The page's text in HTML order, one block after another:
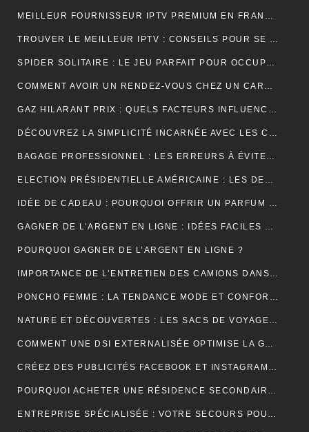
MEILLEUR FOURNISSEUR IPTV PREMIUM EN FRANCE : UNE EXPÉRIENCE TÉLÉVISUELLE SUR MESURE
TROUVER LE MEILLEUR IPTV : CONSEILS POUR SE RETROUVER PLUS FACILEMENT
SPIDER SOLITAIRE : LE JEU PARFAIT POUR OCCUPER VOTRE TEMPS LIBRE ET STIMULER VOTRE CERVEAU !
COMMENT AVOIR UN RENDEZ-VOUS CHEZ UN CARDIOLOGUE À FÈS ?
GAZ HILARANT PRIX : QUELS FACTEURS INFLUENCENT SON COÛT ET OÙ LE TROUVER AU MEILLEUR TARIF ?
DÉCOUVREZ LA SIMPLICITÉ INCARNÉE AVEC LES CRÉDENCES DE CUISINE EFFET MARBRE
BAGAGE PROFESSIONNEL : LES ERREURS À ÉVITER POUR UN LOOK RAFFINÉ
ELECTION PRÉSIDENTIELLE AMÉRICAINE : LES DEUX CAMPS SONT RELIÉS PAR LEURS CRAINTES
IDÉE DE CADEAU : POURQUOI OFFRIR UN PARFUM POUR UN ANNIVERSAIRE ?
GAGNER DE L’ARGENT EN LIGNE : IDÉES FACILES ET ACCESSIBLES POUR DÉBUTANTS
POURQUOI GAGNER DE L’ARGENT EN LIGNE ?
IMPORTANCE DE L’ENTRETIEN DES CAMIONS DANS LE MONDE DU TRANSPORT ROUTIER
PONCHO FEMME : LA TENDANCE MODE ET CONFORT POUR L’HIVER
NATURE ET DÉCOUVERTES : LES SACS DE VOYAGE À COMPRESSION POUR OPTIMISER CHAQUE AVENTURE
COMMENT UNE DSI EXTERNALISÉE OPTIMISE LA GESTION DE VOTRE SYSTÈME D’INFORMATION ?
CRÉEZ DES PUBLICITÉS FACEBOOK ET INSTAGRAM EFFICACES POUR VOTRE BUSINESS
POURQUOI ACHETER UNE RÉSIDENCE SECONDAIRE DANS LA STATION BALNÉAIRE DE PORTICCIO EN CORSE DU SUD, DANS LE GOLFE D’AJACCIO ?
ENTREPRISE SPÉCIALISÉE : VOTRE SECOURS POUR FACILITER VOTRE DÉMÉNAGEMENT